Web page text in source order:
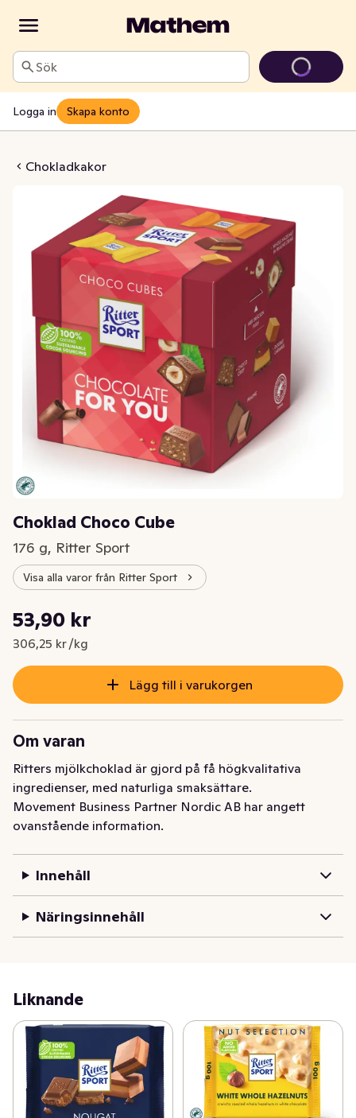
Sök
Logga in Skapa konto
Chokladkakor
Choco Cube
Choklad Choco Cube
176 g, Ritter Sport
Visa alla varor från Ritter Sport
Nuvarande pris är: 53,90 kr
53,90 kr
306,25 kr /kg
Styckpris: 306,25 kr /kg
Lägg till i varukorgen
Om varan
Ritters mjölkchoklad är gjord på få högkvalitativa
ingredienser, med naturliga smaksättare.
Movement Business Partner Nordic AB har angett
ovanstående information.
Innehåll
Näringsinnehåll
Liknande